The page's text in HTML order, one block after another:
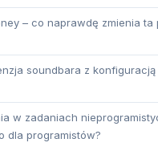
– co naprawdę zmienia ta
soundbara z konfiguracją
w zadaniach
dla programistów?